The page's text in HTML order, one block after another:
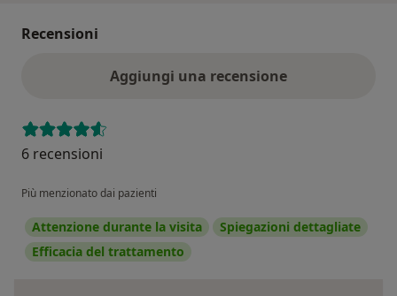
Recensioni
Aggiungi una recensione
6 recensioni
Più menzionato dai pazienti
Attenzione durante la visita
Spiegazioni dettagliate
Efficacia del trattamento